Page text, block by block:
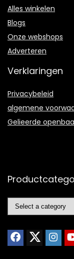
Alles winkelen
Blogs
Onze webshops
Adverteren
Verklaringen
Privacybeleid
algemene
Gelieerde